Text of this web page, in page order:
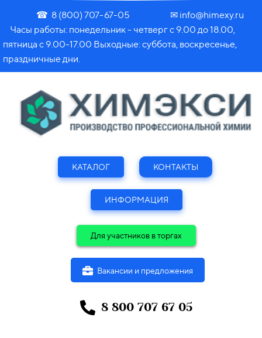
☎ 8 (800) 707-67-05 ✉ info@himexy.ru
Часы работы: понедельник - четверг с 9.00 до 18.00,
пятница с 9.00-17.00 Выходные: суббота, воскресенье,
праздничные дни.
КАТАЛОГ КОНТАКТЫ
ИНФОРМАЦИЯ
Для участников в торгах
Вакансии и предложения
8 800 707 67 05